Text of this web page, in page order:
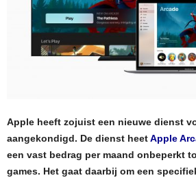
Apple heeft zojuist een nieuwe dienst
aangekondigd. De dienst heetApple
een vast bedrag per maand onbeperkt
games. Het gaat daarbij om een